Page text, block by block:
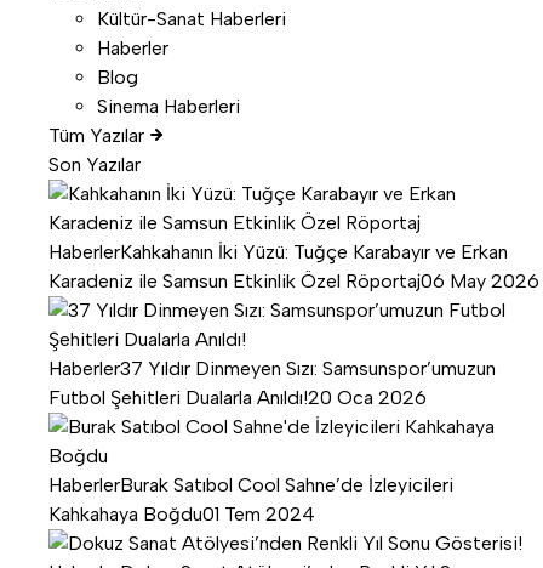
Kültür-Sanat Haberleri
Haberler
Blog
Sinema Haberleri
Tüm Yazılar
Son Yazılar
HaberlerKahkahanın İki Yüzü: Tuğçe Karabayır ve Erkan
Karadeniz ile Samsun Etkinlik Özel Röportaj06 May 2026
Haberler37 Yıldır Dinmeyen Sızı: Samsunspor’umuzun
Futbol Şehitleri Dualarla Anıldı!20 Oca 2026
HaberlerBurak Satıbol Cool Sahne’de İzleyicileri
Kahkahaya Boğdu01 Tem 2024